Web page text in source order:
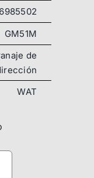
GM51M
de
WAT